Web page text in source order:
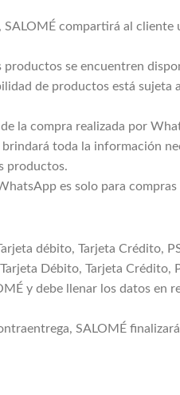
compartirá al
se encuentren
de productos está sujeta
la compra realizada por
toda la información
productos.
es solo para
débito, Tarjeta Crédito,
Débito, Tarjeta Crédito,
y debe llenar los datos en
SALOMÉ